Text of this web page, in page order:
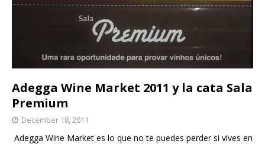
Adegga Wine Market 2011 y la cata Sala
Premium
December 18, 2011
Adegga Wine Market es lo que no te puedes perder si vives en